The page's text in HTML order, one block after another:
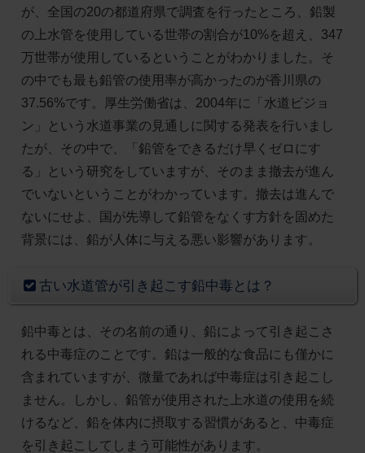
が、全国の20の都道府県で調査を行ったところ、鉛製
の上水管を使用している世帯の割合が10%を超え、347
万世帯が使用しているということがわかりました。そ
の中でも最も鉛管の使用率が高かったのが香川県の
37.56%です。厚生労働省は、2004年に「水道ビジョ
ン」という水道事業の見通しに関する発表を行いまし
たが、その中で、「鉛管をできるだけ早くゼロにす
る」という研究をしていますが、そのまま撤去が進ん
でいないということがわかっています。撤去は進んで
ないにせよ、国が先導して鉛管をなくす方針を固めた
背景には、鉛が人体に与える悪い影響があります。
古い水道管が引き起こす鉛中毒とは？
鉛中毒とは、その名前の通り、鉛によって引き起こさ
れる中毒症のことです。鉛は一般的な食品にも僅かに
含まれていますが、微量であれば中毒症は引き起こし
ません。しかし、鉛管が使用された上水道の使用を続
けるなど、鉛を体内に摂取する習慣があると、中毒症
を引き起こしてしまう可能性があります。